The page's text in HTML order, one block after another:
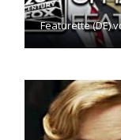
Featurette (DE)